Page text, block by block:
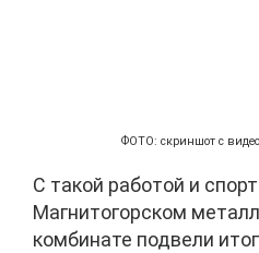
ФОТО: скриншот с
С такой работой и
Магнитогорском
комбинате подвели